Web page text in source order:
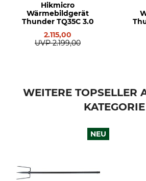
Hikmicro
Wärmebildgerät
Thunder TQ35C 3.0
2.115,00
UVP 2.199,00
WEITERE TOPSELLER
KATEGORIE
NEU